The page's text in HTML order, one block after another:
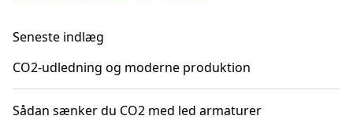
Seneste indlæg
CO2-udledning og moderne produktion
Sådan sænker du CO2 med led armaturer